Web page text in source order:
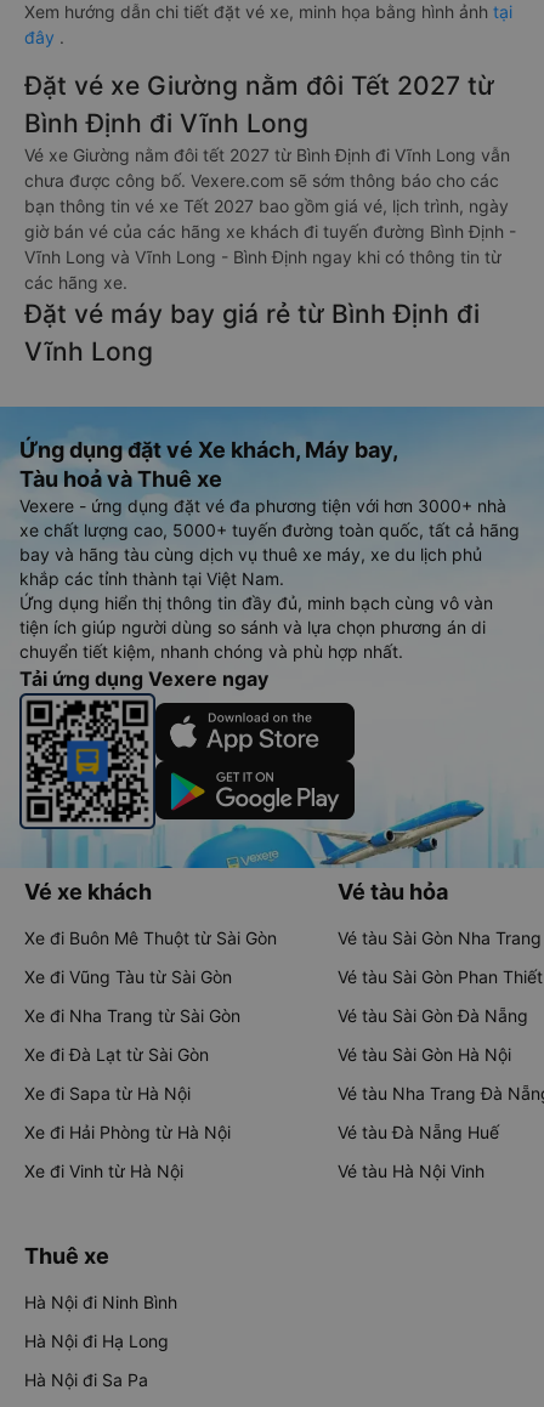
Xem hướng dẫn chi tiết đặt vé xe, minh họa bằng hình ảnh tại
đây .
Đặt vé xe Giường nằm đôi Tết 2027 từ
Bình Định đi Vĩnh Long
Vé xe Giường nằm đôi tết 2027 từ Bình Định đi Vĩnh Long vẫn
chưa được công bố. Vexere.com sẽ sớm thông báo cho các
bạn thông tin vé xe Tết 2027 bao gồm giá vé, lịch trình, ngày
giờ bán vé của các hãng xe khách đi tuyến đường Bình Định -
Vĩnh Long và Vĩnh Long - Bình Định ngay khi có thông tin từ
các hãng xe.
Đặt vé máy bay giá rẻ từ Bình Định đi
Vĩnh Long
Ứng dụng đặt vé Xe khách, Máy bay,
Tàu hoả và Thuê xe
Vexere - ứng dụng đặt vé đa phương tiện với hơn 3000+ nhà
xe chất lượng cao, 5000+ tuyến đường toàn quốc, tất cả hãng
bay và hãng tàu cùng dịch vụ thuê xe máy, xe du lịch phủ
khắp các tỉnh thành tại Việt Nam.
Ứng dụng hiển thị thông tin đầy đủ, minh bạch cùng vô vàn
tiện ích giúp người dùng so sánh và lựa chọn phương án di
chuyển tiết kiệm, nhanh chóng và phù hợp nhất.
Tải ứng dụng Vexere ngay
Vé xe khách
Xe đi Buôn Mê Thuột từ Sài Gòn
Xe đi Vũng Tàu từ Sài Gòn
Xe đi Nha Trang từ Sài Gòn
Xe đi Đà Lạt từ Sài Gòn
Xe đi Sapa từ Hà Nội
Xe đi Hải Phòng từ Hà Nội
Xe đi Vinh từ Hà Nội
Vé tàu hỏa
Vé tàu Sài Gòn Nha Trang
Vé tàu Sài Gòn Phan Thiết
Vé tàu Sài Gòn Đà Nẵng
Vé tàu Sài Gòn Hà Nội
Vé tàu Nha Trang Đà
Vé tàu Đà Nẵng Huế
Vé tàu Hà Nội Vinh
Thuê xe
Hà Nội đi Ninh Bình
Hà Nội đi Hạ Long
Hà Nội đi Sa Pa